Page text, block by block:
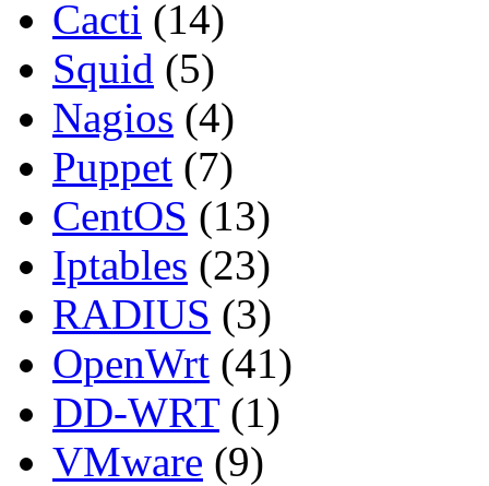
Cacti (14)
Squid (5)
Nagios (4)
Puppet (7)
CentOS (13)
Iptables (23)
RADIUS (3)
OpenWrt (41)
DD-WRT(1)
VMware (9)